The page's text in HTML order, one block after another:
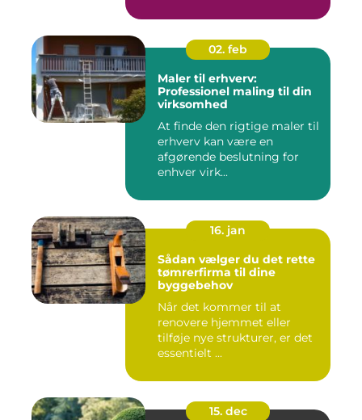
02. feb
Maler til erhverv:
Professionel maling til din
virksomhed
At finde den rigtige maler til
erhverv kan være en
afgørende beslutning for
enhver virk...
16. jan
Sådan vælger du det rette
tømrerfirma til dine
byggebehov
Når det kommer til at
renovere hjemmet eller
tilføje nye strukturer, er det
essentielt ...
15. dec